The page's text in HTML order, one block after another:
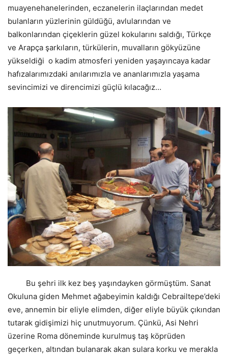
muayenehanelerinden, eczanelerin ilaçlarından medet
bulanların yüzlerinin güldüğü, avlularından ve
balkonlarından çiçeklerin güzel kokularını saldığı, Türkçe
ve Arapça şarkıların, türkülerin, muvalların gökyüzüne
yükseldiği o kadim atmosferi yeniden yaşayıncaya kadar
hafızalarımızdaki anılarımızla ve ananlarımızla yaşama
sevincimizi ve direncimizi güçlü kılacağız…
Bu şehri ilk kez beş yaşındayken görmüştüm. Sanat
Okuluna giden Mehmet ağabeyimin kaldığı Cebrailtepe’deki
eve, annemin bir eliyle elimden, diğer eliyle büyük çıkından
tutarak gidişimizi hiç unutmuyorum. Çünkü, Asi Nehri
üzerine Roma döneminde kurulmuş taş köprüden
geçerken, altından bulanarak akan sulara korku ve merakla